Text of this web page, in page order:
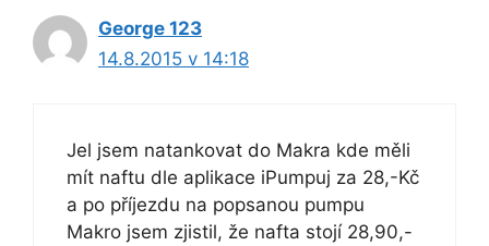
George 123
14.8.2015 v 14:18
Jel jsem natankovat do Makra kde měli
mít naftu dle aplikace iPumpuj za 28,-Kč
a po příjezdu na popsanou pumpu
Makro jsem zjistil, že nafta stojí 28,90,-